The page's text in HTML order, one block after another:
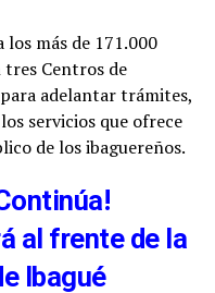
más de 171.000
tres Centros de
adelantar trámites,
servicios que ofrece
de los ibaguereños.
al frente de la
Ibagué